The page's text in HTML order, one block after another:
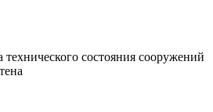
состояния сооружений